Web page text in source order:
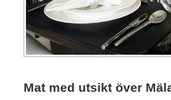
Mat med utsikt över